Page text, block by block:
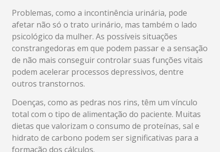
Problemas, como a incontinência urinária, pode
afetar não só o trato urinário, mas também o lado
psicológico da mulher. As possíveis situações
constrangedoras em que podem passar e a sensação
de não mais conseguir controlar suas funções vitais
podem acelerar processos depressivos, dentre
outros transtornos.
Doenças, como as pedras nos rins, têm um vínculo
total com o tipo de alimentação do paciente. Muitas
dietas que valorizam o consumo de proteínas, sal e
hidrato de carbono podem ser significativas para a
formação dos cálculos.